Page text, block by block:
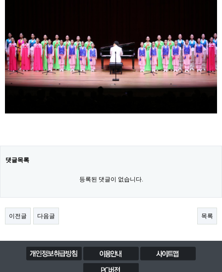
댓글목록
등록된 댓글이 없습니다.
이전글 다음글 목록